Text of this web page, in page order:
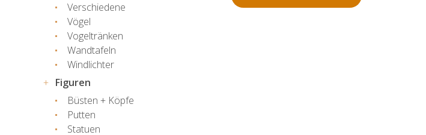
Verschiedene
Vögel
Vogeltränken
Wandtafeln
Windlichter
Figuren
Büsten + Köpfe
Putten
Statuen